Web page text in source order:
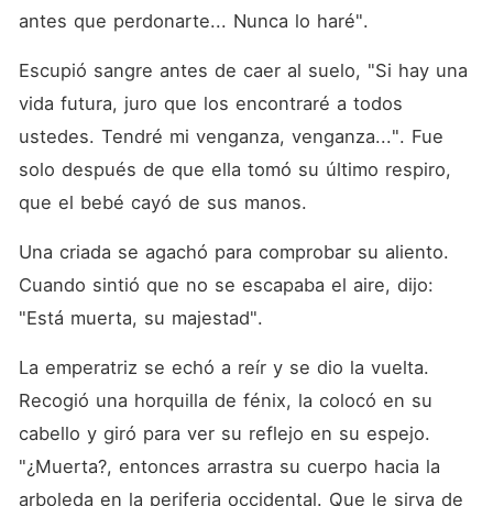
antes que perdonarte... Nunca lo haré".
Escupió sangre antes de caer al suelo, "Si hay una
vida futura, juro que los encontraré a todos
ustedes. Tendré mi venganza, venganza...". Fue
solo después de que ella tomó su último respiro,
que el bebé cayó de sus manos.
Una criada se agachó para comprobar su aliento.
Cuando sintió que no se escapaba el aire, dijo:
"Está muerta, su majestad".
La emperatriz se echó a reír y se dio la vuelta.
Recogió una horquilla de fénix, la colocó en su
cabello y giró para ver su reflejo en su espejo.
"¿Muerta?, entonces arrastra su cuerpo hacia la
arboleda en la periferia occidental. Que le sirva de